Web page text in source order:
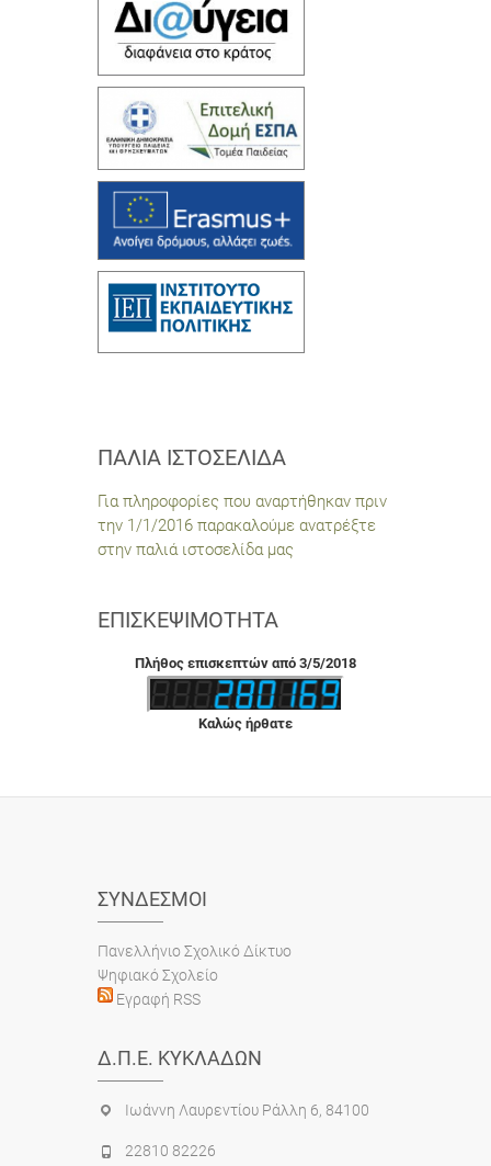
ΠΑΛΙΆ ΙΣΤΟΣΕΛΊΔΑ
Για πληροφορίες που αναρτήθηκαν πριν
την 1/1/2016 παρακαλούμε ανατρέξτε
στην παλιά ιστοσελίδα μας
ΕΠΙΣΚΕΨΙΜΌΤΗΤΑ
Πλήθος επισκεπτών από 3/5/2018
Καλώς ήρθατε
ΣΎΝΔΕΣΜΟΙ
Πανελλήνιο Σχολικό Δίκτυο
Ψηφιακό Σχολείο
Εγραφή RSS
Δ.Π.Ε. ΚΥΚΛΆΔΩΝ
Ιωάννη Λαυρεντίου Ράλλη 6, 84100
22810 82226